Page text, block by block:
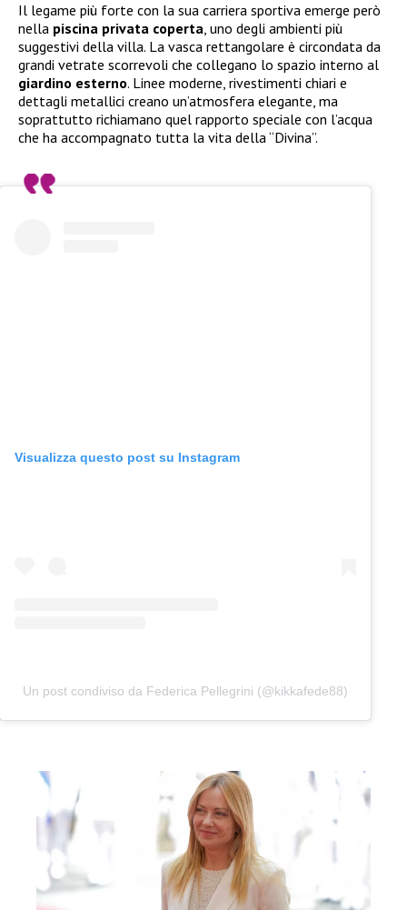
Il legame più forte con la sua carriera sportiva emerge però
nella piscina privata coperta, uno degli ambienti più
suggestivi della villa. La vasca rettangolare è circondata da
grandi vetrate scorrevoli che collegano lo spazio interno al
giardino esterno. Linee moderne, rivestimenti chiari e
dettagli metallici creano un’atmosfera elegante, ma
soprattutto richiamano quel rapporto speciale con l’acqua
che ha accompagnato tutta la vita della “Divina”.
Visualizza questo post su Instagram
Un post condiviso da Federica Pellegrini (@kikkafede88)